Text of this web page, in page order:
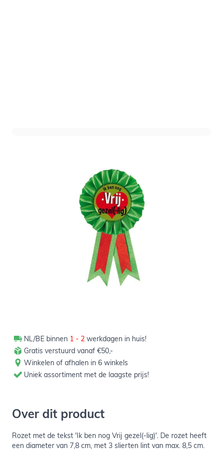
Informeer mij wanneer dit product op voorraad is
Niet op voorraad
Verpakt per 1 stuk
NL/BE binnen 1 - 2 werkdagen in huis!
Gratis verstuurd vanaf €50,-
Winkelen of afhalen in 6 winkels
Uniek assortiment met de laagste prijs!
Over dit product
Rozet met de tekst 'Ik ben nog Vrij gezel(-lig)'. De rozet heeft
een diameter van 7,8 cm, met 3 slierten lint van max. 8,5 cm.